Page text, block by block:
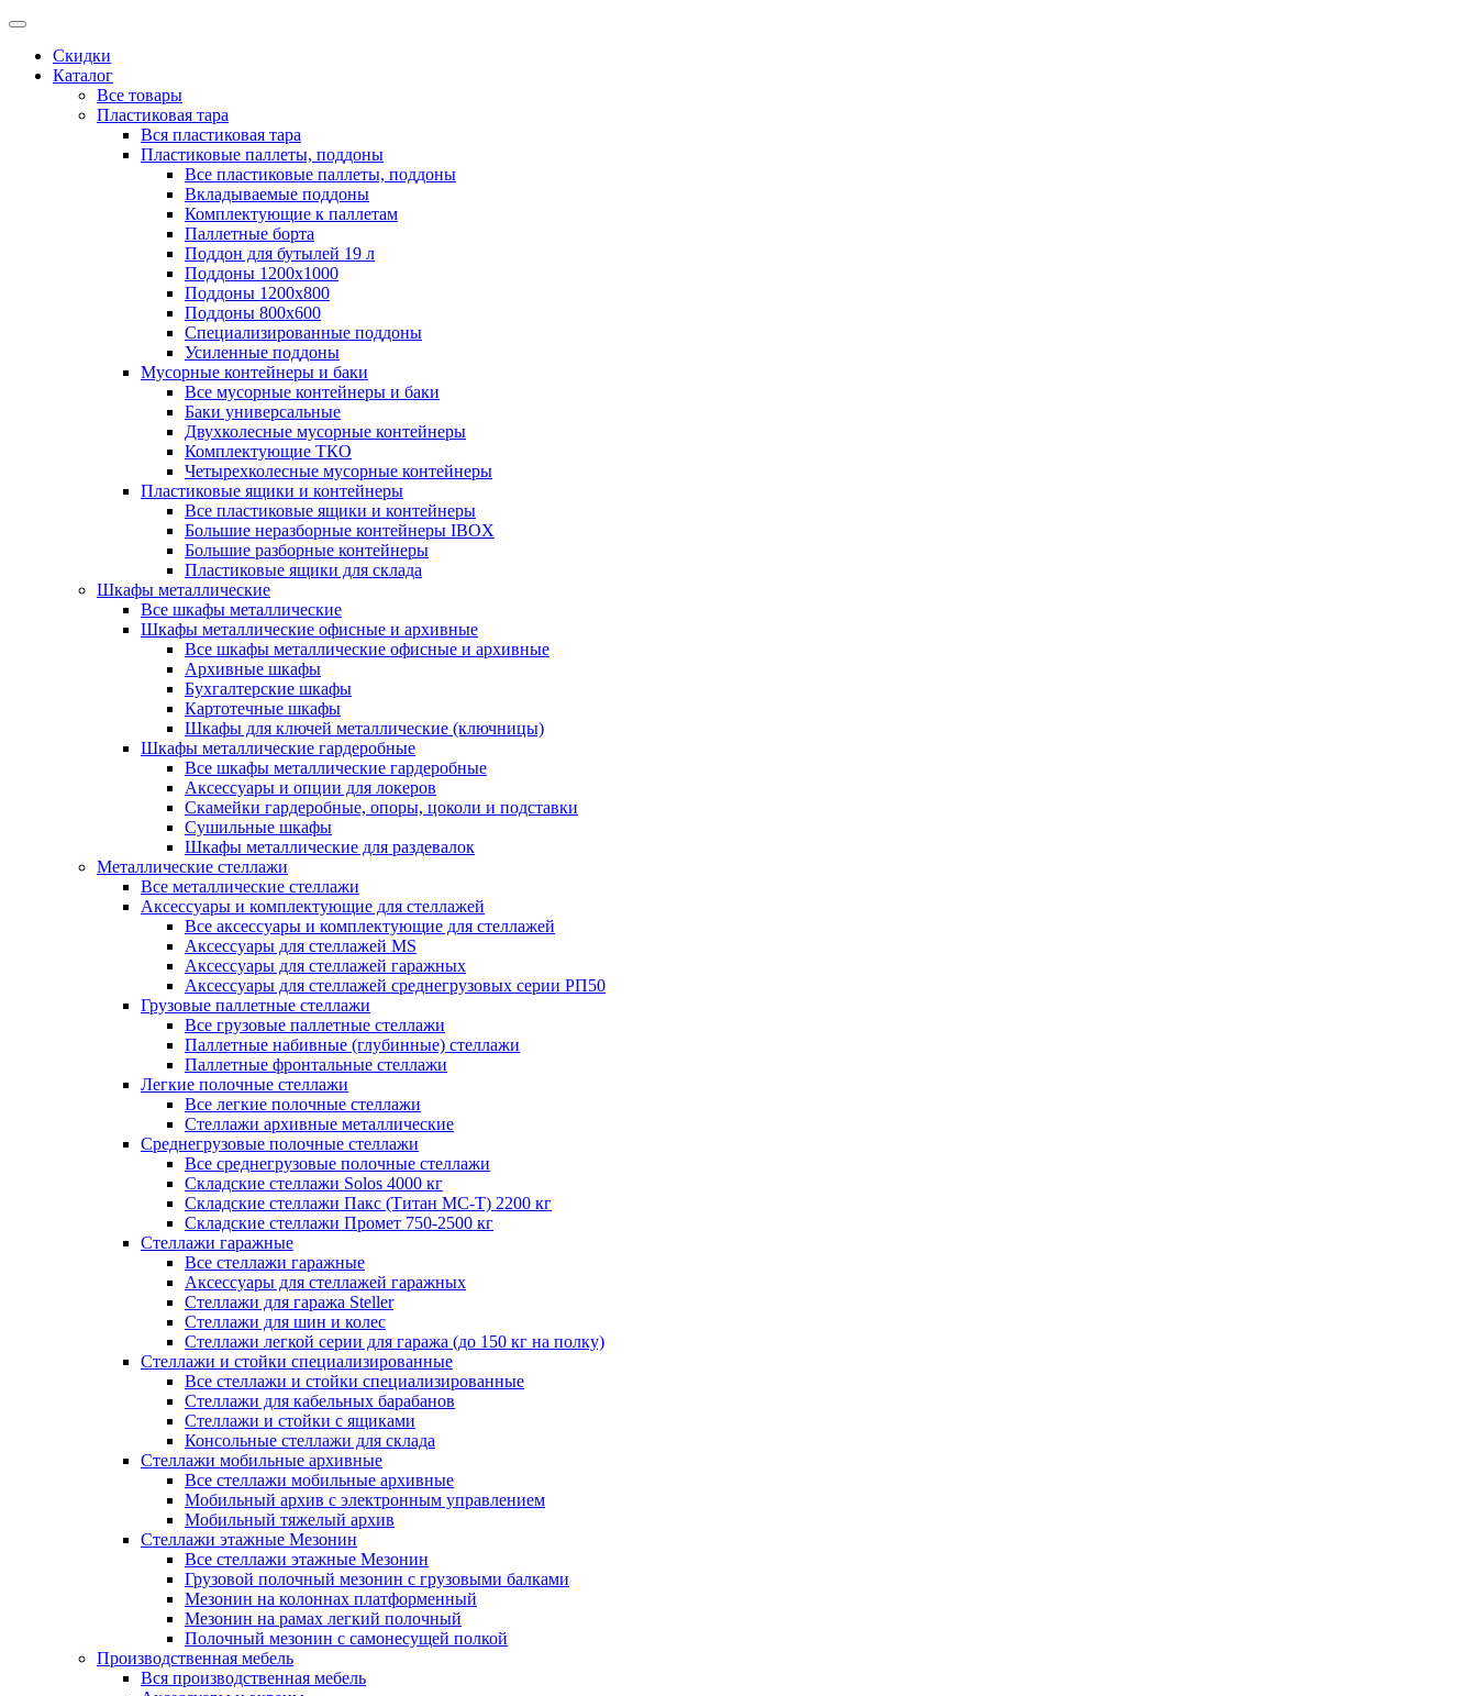
Скидки
Каталог
Все товары
Пластиковая тара
Вся пластиковая тара
Пластиковые паллеты, поддоны
Все пластиковые паллеты, поддоны
Вкладываемые поддоны
Комплектующие к паллетам
Паллетные борта
Поддон для бутылей 19 л
Поддоны 1200х1000
Поддоны 1200х800
Поддоны 800х600
Специализированные поддоны
Усиленные поддоны
Мусорные контейнеры и баки
Все мусорные контейнеры и баки
Баки универсальные
Двухколесные мусорные контейнеры
Комплектующие ТКО
Четырехколесные мусорные контейнеры
Пластиковые ящики и контейнеры
Все пластиковые ящики и контейнеры
Большие неразборные контейнеры IBOX
Большие разборные контейнеры
Пластиковые ящики для склада
Шкафы металлические
Все шкафы металлические
Шкафы металлические офисные и архивные
Все шкафы металлические офисные и архивные
Архивные шкафы
Бухгалтерские шкафы
Картотечные шкафы
Шкафы для ключей металлические (ключницы)
Шкафы металлические гардеробные
Все шкафы металлические гардеробные
Аксессуары и опции для локеров
Скамейки гардеробные, опоры, цоколи и подставки
Сушильные шкафы
Шкафы металлические для раздевалок
Металлические стеллажи
Все металлические стеллажи
Аксессуары и комплектующие для стеллажей
Все аксессуары и комплектующие для стеллажей
Аксессуары для стеллажей MS
Аксессуары для стеллажей гаражных
Аксессуары для стеллажей среднегрузовых серии РП50
Грузовые паллетные стеллажи
Все грузовые паллетные стеллажи
Паллетные набивные (глубинные) стеллажи
Паллетные фронтальные стеллажи
Легкие полочные стеллажи
Все легкие полочные стеллажи
Стеллажи архивные металлические
Среднегрузовые полочные стеллажи
Все среднегрузовые полочные стеллажи
Складские стеллажи Solos 4000 кг
Складские стеллажи Пакс (Титан МС-Т) 2200 кг
Складские стеллажи Промет 750-2500 кг
Стеллажи гаражные
Все стеллажи гаражные
Аксессуары для стеллажей гаражных
Стеллажи для гаража Steller
Стеллажи для шин и колес
Стеллажи легкой серии для гаража (до 150 кг на полку)
Стеллажи и стойки специализированные
Все стеллажи и стойки специализированные
Стеллажи для кабельных барабанов
Стеллажи и стойки с ящиками
Консольные стеллажи для склада
Стеллажи мобильные архивные
Все стеллажи мобильные архивные
Мобильный архив с электронным управлением
Мобильный тяжелый архив
Стеллажи этажные Мезонин
Все стеллажи этажные Мезонин
Грузовой полочный мезонин с грузовыми балками
Мезонин на колоннах платформенный
Мезонин на рамах легкий полочный
Полочный мезонин с самонесущей полкой
Производственная мебель
Вся производственная мебель